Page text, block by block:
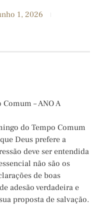
1, 2026
– ANO A
do Tempo Comum
Deus prefere a
deve ser entendida
não são os
de boas
adesão verdadeira e
proposta de salvação.